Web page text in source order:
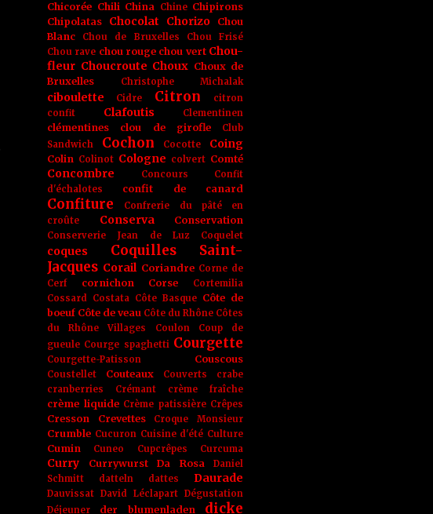
Chicorée Chili China Chine Chipirons
Chipolatas
Chocolat Chorizo
Chou
Blanc
Chou de Bruxelles
Chou Frisé
Chou rave chou rouge chou vert Chou-
fleur Choucroute Choux Choux de
Bruxelles
Christophe Michalak
ciboulette Cidre Citron
citron
confit
Clafoutis Clementinen
clémentines clou de girofle
Club
Sandwich
Cochon Cocotte Coing
Colin Colinot Cologne colvert Comté
Concombre Concours
Confit
d'échalotes
confit de canard
Confiture
Confrerie du pâté en
croûte
Conserva Conservation
Conserverie Jean de Luz Coquelet
coques
Coquilles Saint-
Jacques Corail Coriandre Corne de
Cerf
cornichon Corse
Cortemilia
Cossard Costata Côte Basque Côte de
boeuf Côte de veau Côte du Rhône Côtes
du Rhône Villages
Coulon
Coup de
gueule Courge spaghetti Courgette
Courgette-Patisson Couscous
Coustellet Couteaux Couverts
crabe
cranberries
Crémant crème fraîche
crème liquide Crème patissière Crêpes
Cresson Crevettes Croque Monsieur
Crumble Cucuron Cuisine d'été Culture
Cumin Cuneo Cupcrêpes Curcuma
Curry Currywurst Da Rosa
Daniel
Schmitt
datteln dattes Daurade
Dauvissat David Léclapart Dégustation
Déjeuner
der blumenladen dicke